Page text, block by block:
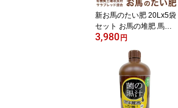
領収書発行可】
新お馬のたい肥 20Lx5袋
セット お馬の堆肥 馬糞
馬ふん たい肥 堆肥 土壌
改良剤 土壌改良材 土壌
改良 植木鉢 鉢 薔薇 バラ
ばら 園芸 土 ガーデニン
グ 家庭菜園 庭【送料無
3,980円